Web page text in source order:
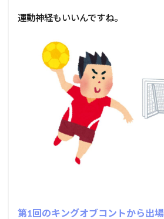
運動神経もいいんですね。
第1回のキングオブコントから出場